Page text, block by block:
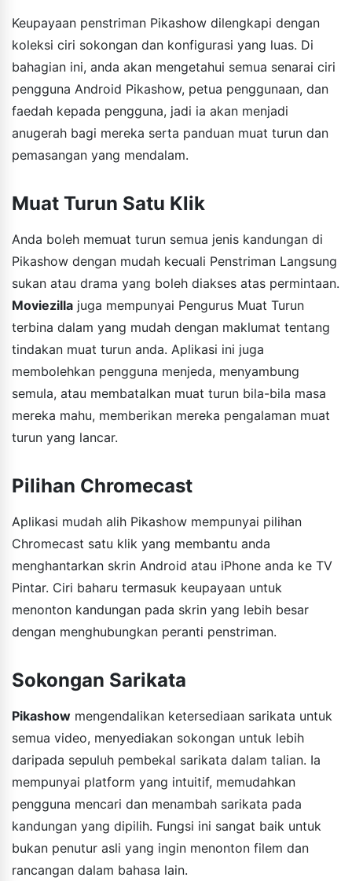
Keupayaan penstriman Pikashow dilengkapi dengan
koleksi ciri sokongan dan konfigurasi yang luas. Di
bahagian ini, anda akan mengetahui semua senarai ciri
pengguna Android Pikashow, petua penggunaan, dan
faedah kepada pengguna, jadi ia akan menjadi
anugerah bagi mereka serta panduan muat turun dan
pemasangan yang mendalam.
Muat Turun Satu Klik
Anda boleh memuat turun semua jenis kandungan di
Pikashow dengan mudah kecuali Penstriman Langsung
sukan atau drama yang boleh diakses atas permintaan.
Moviezilla juga mempunyai Pengurus Muat Turun
terbina dalam yang mudah dengan maklumat tentang
tindakan muat turun anda. Aplikasi ini juga
membolehkan pengguna menjeda, menyambung
semula, atau membatalkan muat turun bila-bila masa
mereka mahu, memberikan mereka pengalaman muat
turun yang lancar.
Pilihan Chromecast
Aplikasi mudah alih Pikashow mempunyai pilihan
Chromecast satu klik yang membantu anda
menghantarkan skrin Android atau iPhone anda ke TV
Pintar. Ciri baharu termasuk keupayaan untuk
menonton kandungan pada skrin yang lebih besar
dengan menghubungkan peranti penstriman.
Sokongan Sarikata
Pikashow mengendalikan ketersediaan sarikata untuk
semua video, menyediakan sokongan untuk lebih
daripada sepuluh pembekal sarikata dalam talian. Ia
mempunyai platform yang intuitif, memudahkan
pengguna mencari dan menambah sarikata pada
kandungan yang dipilih. Fungsi ini sangat baik untuk
bukan penutur asli yang ingin menonton filem dan
rancangan dalam bahasa lain.